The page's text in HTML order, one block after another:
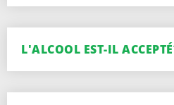
L'ALCOOL EST-IL